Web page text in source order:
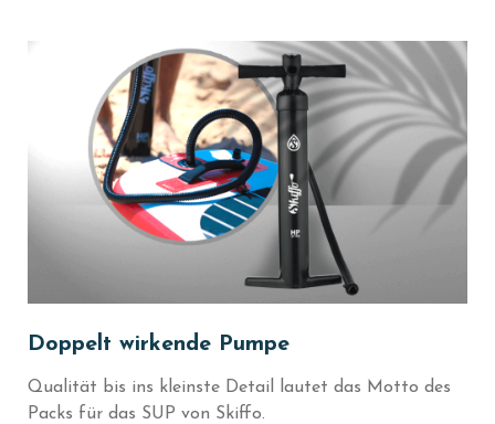
Doppelt wirkende Pumpe
Qualität bis ins kleinste Detail lautet das Motto des
Packs für das SUP von Skiffo.